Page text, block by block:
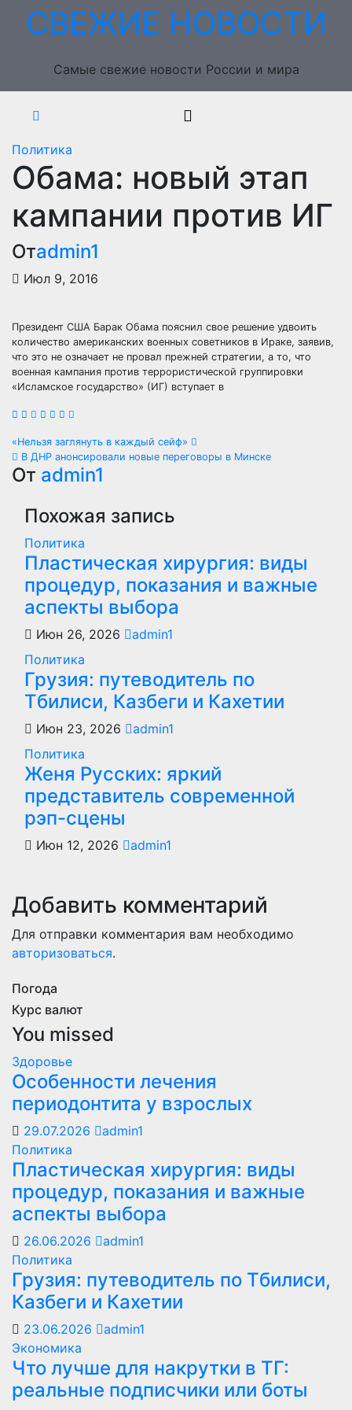
ПерейтиСВЕЖИЕ НОВОСТИ
Самые свежие новости России и мира
Политика
Обама: новый этап
кампании против ИГ
Отadmin1
Июл 9, 2016
Президент США Барак Обама пояснил свое решение удвоить
количество американских военных советников в Ираке, заявив,
что это не означает не провал прежней стратегии, а то, что
военная кампания против террористической группировки
«Исламское государство» (ИГ) вступает в
Навигация
по
записям
«Нельзя заглянуть в каждый сейф»
В ДНР анонсировали новые переговоры в Минске
От admin1
Похожая запись
Политика
Пластическая хирургия: виды
процедур, показания и важные
аспекты выбора
Июн 26, 2026
admin1
Политика
Грузия: путеводитель по
Тбилиси, Казбеги и Кахетии
Июн 23, 2026
admin1
Политика
Женя Русских: яркий
представитель современной
рэп-сцены
Июн 12, 2026 admin1
Добавить комментарий
Для отправки комментария вам необходимо
авторизоваться.
Погода
Курс валют
You missed
Здоровье
Особенности лечения
периодонтита у взрослых
29.07.2026
admin1
Политика
Пластическая хирургия: виды
процедур, показания и важные
аспекты выбора
26.06.2026
admin1
Политика
Грузия: путеводитель по Тбилиси,
Казбеги и Кахетии
23.06.2026
admin1
Экономика
Что лучше для накрутки в ТГ:
реальные подписчики или боты